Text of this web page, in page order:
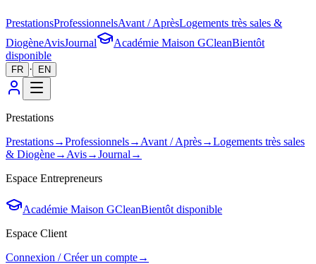
PrestationsProfessionnelsAvant / AprèsLogements très sales &
DiogèneAvisJournal Académie Maison GCleanBientôt
disponible
FR · EN
Prestations
Prestations→Professionnels→ Avant / Après→Logements très sales
& Diogène→ Avis→Journal →
Espace Entrepreneurs
Académie Maison GCleanBientôt disponible
Espace Client
Connexion / Créer un compte→